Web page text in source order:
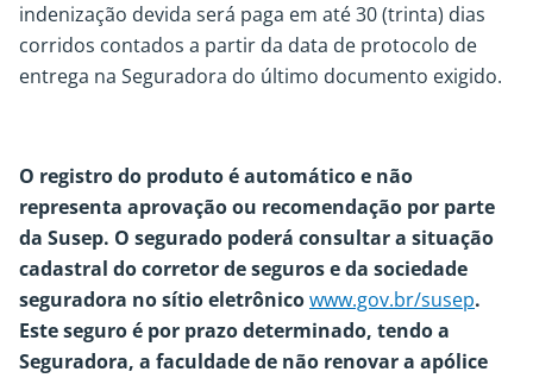
indenização devida será paga em até 30 (trinta) dias
corridos contados a partir da data de protocolo de
entrega na Seguradora do último documento exigido.
O registro do produto é automático e não
representa aprovação ou recomendação por parte
da Susep. O segurado poderá consultar a situação
cadastral do corretor de seguros e da sociedade
seguradora no sítio eletrônicowww.gov.br/susep.
Este seguro é por prazo determinado, tendo a
Seguradora, a faculdade de não renovar a apólice